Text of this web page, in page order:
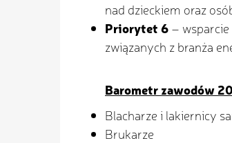
nad dzieckiem oraz
Priorytet 6 –
związanych z branża
Barometr zawodów
Blacharze i lakiernicy
Brukarze